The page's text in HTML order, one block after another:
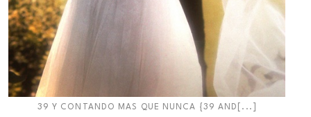
39 Y CONTANDO MAS QUE NUNCA {39 AND[...]